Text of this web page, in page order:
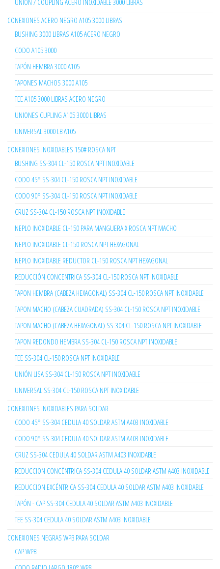
UNION / COUPLING ACERO INOXIDABLE 3000 LIBRAS
CONEXIONES ACERO NEGRO A105 3000 LIBRAS
BUSHING 3000 LIBRAS A105 ACERO NEGRO
CODO A105 3000
TAPÓN HEMBRA 3000 A105
TAPONES MACHOS 3000 A105
TEE A105 3000 LIBRAS ACERO NEGRO
UNIONES CUPLING A105 3000 LIBRAS
UNIVERSAL 3000 LB A105
CONEXIONES INOXIDABLES 150# ROSCA NPT
BUSHING SS-304 CL-150 ROSCA NPT INOXIDABLE
CODO 45° SS-304 CL-150 ROSCA NPT INOXIDABLE
CODO 90° SS-304 CL-150 ROSCA NPT INOXIDABLE
CRUZ SS-304 CL-150 ROSCA NPT INOXIDABLE
NEPLO INOXIDABLE CL-150 PARA MANGUERA X ROSCA NPT MACHO
NEPLO INOXIDABLE CL-150 ROSCA NPT HEXAGONAL
NEPLO INOXIDABLE REDUCTOR CL-150 ROSCA NPT HEXAGONAL
REDUCCIÓN CONCENTRICA SS-304 CL-150 ROSCA NPT INOXIDABLE
TAPON HEMBRA (CABEZA HEXAGONAL) SS-304 CL-150 ROSCA NPT INOXIDABLE
TAPON MACHO (CABEZA CUADRADA) SS-304 CL-150 ROSCA NPT INOXIDABLE
TAPON MACHO (CABEZA HEXAGONAL) SS-304 CL-150 ROSCA NPT INOXIDABLE
TAPON REDONDO HEMBRA SS-304 CL-150 ROSCA NPT INOXIDABLE
TEE SS-304 CL-150 ROSCA NPT INOXIDABLE
UNIÓN LISA SS-304 CL-150 ROSCA NPT INOXIDABLE
UNIVERSAL SS-304 CL-150 ROSCA NPT INOXIDABLE
CONEXIONES INOXIDABLES PARA SOLDAR
CODO 45° SS-304 CEDULA 40 SOLDAR ASTM A403 INOXIDABLE
CODO 90° SS-304 CEDULA 40 SOLDAR ASTM A403 INOXIDABLE
CRUZ SS-304 CEDULA 40 SOLDAR ASTM A403 INOXIDABLE
REDUCCION CONCÉNTRICA SS-304 CEDULA 40 SOLDAR ASTM A403 INOXIDABLE
REDUCCION EXCÉNTRICA SS-304 CEDULA 40 SOLDAR ASTM A403 INOXIDABLE
TAPÓN - CAP SS-304 CEDULA 40 SOLDAR ASTM A403 INOXIDABLE
TEE SS-304 CEDULA 40 SOLDAR ASTM A403 INOXIDABLE
CONEXIONES NEGRAS WPB PARA SOLDAR
CAP WPB